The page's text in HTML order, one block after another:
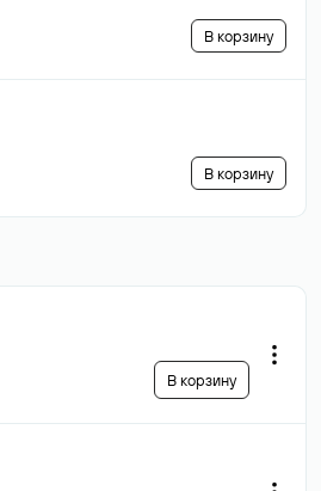
В корзину
В корзину
В корзину